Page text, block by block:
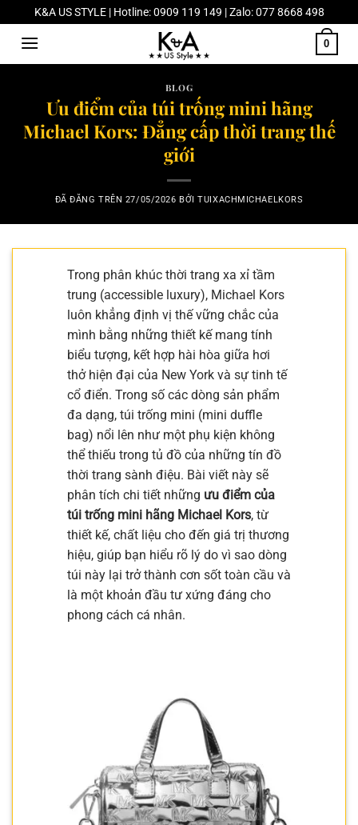
Chuyển
đến
dung
K&A US STYLE | Hotline: 0909 119 149 | Zalo: 077 8668 498
0
BLOG
Ưu điểm của túi trống mini hãng
Michael Kors: Đẳng cấp thời trang thế
giới
ĐÃ ĐĂNG TRÊN 27/05/2026 BỞITUIXACHMICHAELKORS
Trong phân khúc thời trang xa xỉ tầm
trung (accessible luxury), Michael Kors
luôn khẳng định vị thế vững chắc của
mình bằng những thiết kế mang tính
biểu tượng, kết hợp hài hòa giữa hơi
thở hiện đại của New York và sự tinh tế
cổ điển. Trong số các dòng sản phẩm
đa dạng, túi trống mini (mini duffle
bag) nổi lên như một phụ kiện không
thể thiếu trong tủ đồ của những tín đồ
thời trang sành điệu. Bài viết này sẽ
phân tích chi tiết những ưu điểm của
túi trống mini hãng Michael Kors, từ
thiết kế, chất liệu cho đến giá trị thương
hiệu, giúp bạn hiểu rõ lý do vì sao dòng
túi này lại trở thành cơn sốt toàn cầu và
là một khoản đầu tư xứng đáng cho
phong cách cá nhân.